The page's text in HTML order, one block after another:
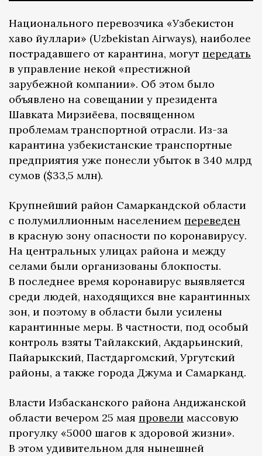
Национального перевозчика «Узбекистон
хаво йуллари» (Uzbekistan Airways), наиболее
пострадавшего от карантина, могут передать
в управление некой «престижной
зарубежной компании». Об этом было
объявлено на совещании у президента
Шавката Мирзиёева, посвященном
проблемам транспортной отрасли. Из-за
карантина узбекистанские транспортные
предприятия уже понесли убыток в 340 млрд
сумов ($33,5 млн).
Крупнейший район Самаркандской области
с полумиллионным населением переведен
в красную зону опасности по коронавирусу.
На центральных улицах района и между
селами были организованы блокпосты.
В последнее время коронавирус выявляется
среди людей, находящихся вне карантинных
зон, и поэтому в области были усилены
карантинные меры. В частности, под особый
контроль взяты Тайлакский, Акдарьинский,
Пайарыкский, Пастдаргомский, Ургутский
районы, а также города Джума и Самарканд.
Власти Избасканского района Андижанской
области вечером 25 мая провели массовую
прогулку «5000 шагов к здоровой жизни».
В этом удивительном для нынешней